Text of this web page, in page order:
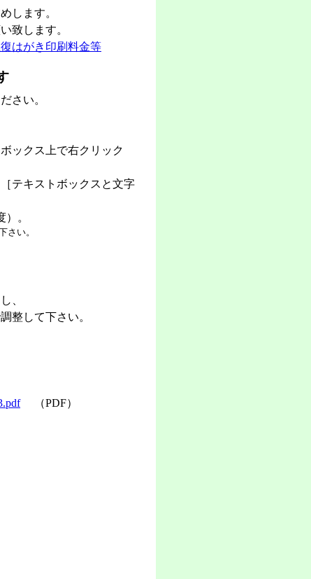
します。
致します。
はがき印刷料金等
さい。
ックス上で右クリック
テキストボックスと文字
。
さい。
、
整して下さい。
（PDF）